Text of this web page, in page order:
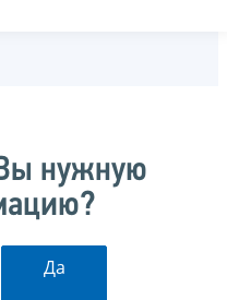
нужную
Да